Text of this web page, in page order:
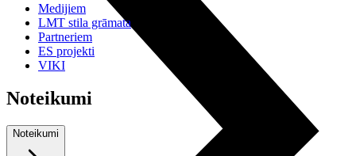
Medijiem
LMT stila grāmata
Partneriem
ES projekti
VIKI
Noteikumi
Noteikumi